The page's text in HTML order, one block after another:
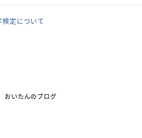
定について
ゴリー
おいたんのブログ